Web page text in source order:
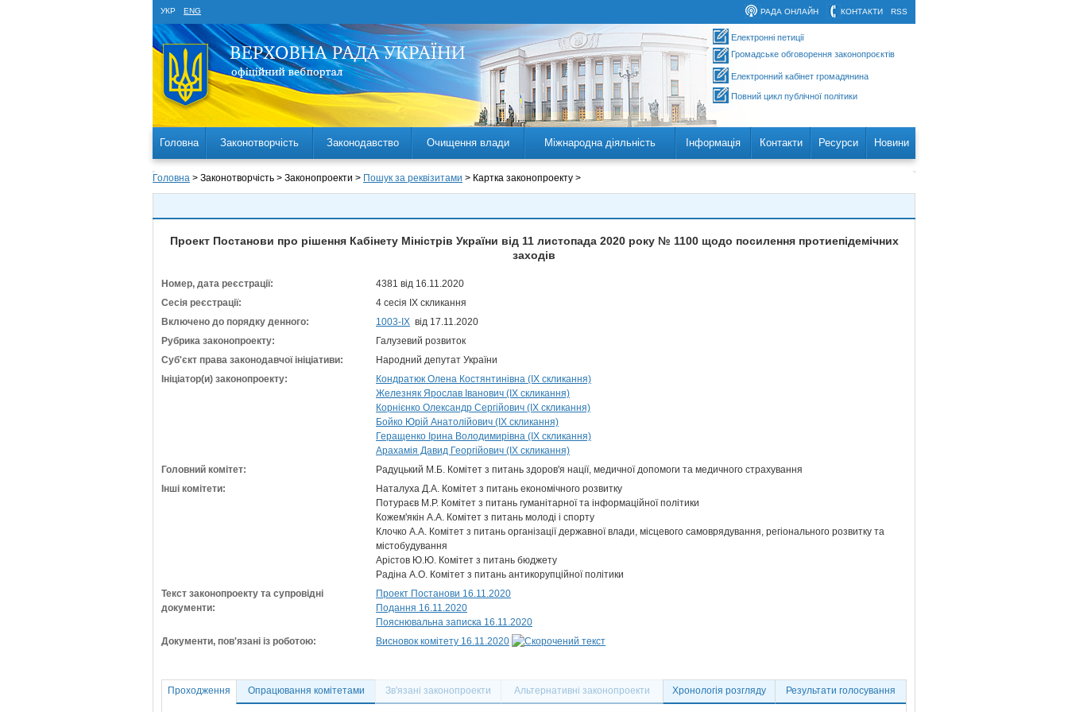
УКР ENG RSS
КОНТАКТИ
РАДА ОНЛАЙН
Електронні петиції
Громадське обговорення законопроєктів
Електронний кабінет громадянина
Повний цикл публічної політики
Головна Законотворчість Законодавство Очищення влади Міжнародна діяльність Інформація Контакти Ресурси Новини
Головна > Законотворчість > Законопроекти > Пошук за реквізитами > Картка законопроекту >
Проект Постанови про рішення Кабінету Міністрів України від 11 листопада 2020 року № 1100 щодо посилення протиепідемічних
заходів
Номер, дата реєстрації:
4381 від 16.11.2020
Сесія реєстрації:
4 сесія IX скликання
Включено до порядку денного:
1003-ІХ від 17.11.2020
Рубрика законопроекту:
Галузевий розвиток
Суб'єкт права законодавчої ініціативи:
Народний депутат України
Ініціатор(и) законопроекту:
Кондратюк Олена Костянтинівна (IX скликання)
Железняк Ярослав Іванович (IX скликання)
Корнієнко Олександр Сергійович (IX скликання)
Бойко Юрій Анатолійович (IX скликання)
Геращенко Ірина Володимирівна (IX скликання)
Арахамія Давид Георгійович (IX скликання)
Головний комітет:
Радуцький М.Б. Комітет з питань здоров'я нації, медичної допомоги та медичного страхування
Інші комітети:
Наталуха Д.А. Комітет з питань економічного розвитку
Потураєв М.Р. Комітет з питань гуманітарної та інформаційної політики
Кожем'якін А.А. Комітет з питань молоді і спорту
Клочко А.А. Комітет з питань організації державної влади, місцевого самоврядування, регіонального розвитку та
містобудування
Арістов Ю.Ю. Комітет з питань бюджету
Радіна А.О. Комітет з питань антикорупційної політики
Текст законопроекту та супровідні
документи:
Проект Постанови 16.11.2020
Подання 16.11.2020
Пояснювальна записка 16.11.2020
Документи, пов'язані із роботою:
Висновок комітету 16.11.2020
Проходження Опрацювання комітетами Зв'язані законопроекти Альтернативні законопроекти Хронологія розгляду Результати голосування